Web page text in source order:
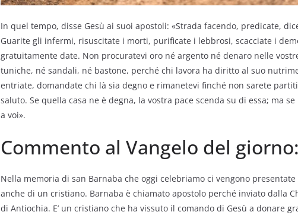
In quel tempo, disse Gesù ai suoi apostoli: «Strada facendo, predicate,
Guarite gli infermi, risuscitate i morti, purificate i lebbrosi, scacciate i
gratuitamente date. Non procuratevi oro né argento né denaro nelle
tuniche, né sandali, né bastone, perché chi lavora ha diritto al suo
entriate, domandate chi là sia degno e rimanetevi finché non sarete
saluto. Se quella casa ne è degna, la vostra pace scenda su di essa; ma
a voi».
Commento al Vangelo del giorno:
Nella memoria di san Barnaba che oggi celebriamo ci vengono
anche di un cristiano. Barnaba è chiamato apostolo perché inviato dalla
di Antiochia. E’ un cristiano che ha vissuto il comando di Gesù a donare